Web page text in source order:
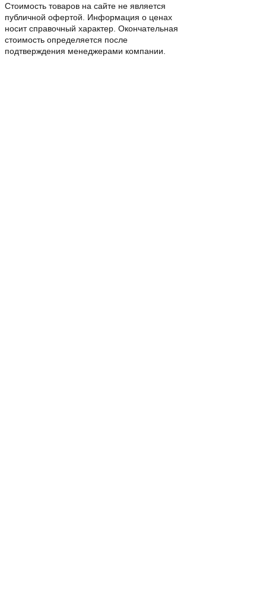
Стоимость товаров на сайте не является
публичной офертой. Информация о ценах
носит справочный характер. Окончательная
стоимость определяется после
подтверждения менеджерами компании.